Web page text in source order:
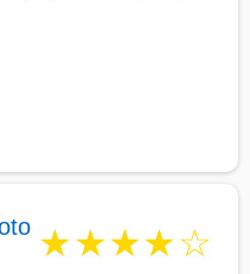
★★★★☆